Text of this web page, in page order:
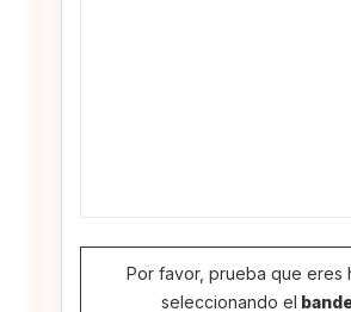
Por favor, prueba que eres
seleccionando el